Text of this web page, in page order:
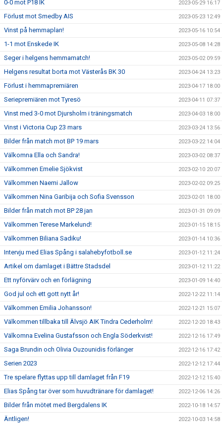
0-0 mot P18 IK 2023-05-29 16:17
Förlust mot Smedby AIS 2023-05-23 12:49
Vinst på hemmaplan! 2023-05-16 10:54
1-1 mot Enskede IK 2023-05-08 14:28
Seger i helgens hemmamatch! 2023-05-02 09:59
Helgens resultat borta mot Västerås BK 30 2023-04-24 13:23
Förlust i hemmapremiären 2023-04-17 18:00
Seriepremiären mot Tyresö 2023-04-11 07:37
Vinst med 3-0 mot Djursholm i träningsmatch 2023-04-03 18:00
Vinst i Victoria Cup 23 mars 2023-03-24 13:56
Bilder från match mot BP 19 mars 2023-03-22 14:04
Välkomna Ella och Sandra! 2023-03-02 08:37
Välkommen Emelie Sjökvist 2023-02-10 20:07
Välkommen Naemi Jallow 2023-02-02 09:25
Välkommen Nina Garibija och Sofia Svensson 2023-02-01 18:00
Bilder från match mot BP 28 jan 2023-01-31 09:09
Välkommen Terese Markelund! 2023-01-15 18:15
Välkommen Biliana Sadiku! 2023-01-14 10:36
Intervju med Elias Spång i salahebyfotboll.se 2023-01-12 11:24
Artikel om damlaget i Bättre Stadsdel 2023-01-12 11:22
Ett nyförvärv och en förlägning 2023-01-09 14:40
God jul och ett gott nytt år! 2022-12-22 11:14
Välkommen Emilia Johansson! 2022-12-21 15:07
Välkommen tillbaka till Älvsjö AIK Tindra Cederholm! 2022-12-20 18:43
Välkomna Evelina Gustafsson och Engla Söderkvist! 2022-12-16 17:49
Saga Brundin och Olivia Ouzounidis förlänger 2022-12-16 17:42
Serien 2023 2022-12-12 17:44
Tre spelare flyttas upp till damlaget från F19 2022-12-12 15:40
Elias Spång tar över som huvudtränare för damlaget! 2022-12-06 14:26
Bilder från mötet med Bergdalens IK 2022-10-18 14:57
Äntligen! 2022-10-03 14:58